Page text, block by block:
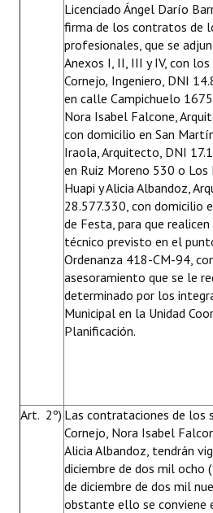
Licenciado Ángel Darío
firma de los contratos de
profesionales, que se
Anexos I, II, III y IV, con
Cornejo, Ingeniero, DNI
en calle Campichuelo
Nora Isabel Falcone,
con domicilio en San
Iraola, Arquitecto, DNI
en Ruiz Moreno 530 o
Huapi y Alicia Albandoz,
28.577.330, con domicilio
de Festa, para que
técnico previsto en el
Ordenanza 418-CM-94,
asesoramiento que se le
determinado por los
Municipal en la Unidad
Planificación.
Art. 2º) Las contrataciones de los
Cornejo, Nora Isabel
Alicia Albandoz, tendrán
diciembre de dos mil ocho
de diciembre de dos mil
obstante ello se conviene